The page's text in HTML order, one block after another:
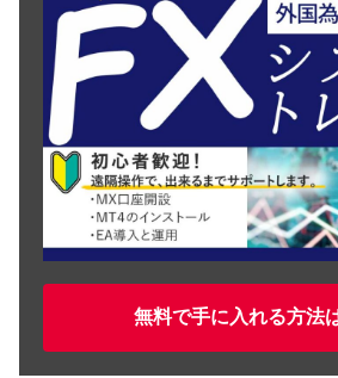
無料で手に入れる方法